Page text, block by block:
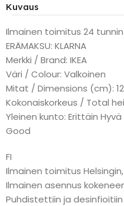
Kuvaus
Ilmainen toimitus 24
ERÄMAKSU: KLARNA
Merkki / Brand: IKEA
Väri / Colour: Valkoinen
Mitat / Dimensions (cm):
Kokonaiskorkeus / Total
Yleinen kunto: Erittäin
Good
FI
Ilmainen toimitus
Ilmainen asennus
Puhdistettiin ja